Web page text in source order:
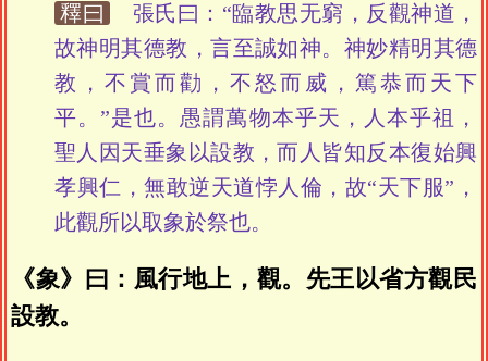
釋曰
張氏曰：“臨教思无窮，反觀神道，
故神明其德教，言至誠如神。神妙精明其德
教，不賞而勸，不怒而威，篤恭而天下
平。”是也。愚謂萬物本乎天，人本乎祖，
聖人因天垂象以設教，而人皆知反本復始興
孝興仁，無敢逆天道悖人倫，故“天下服”，
此觀所以取象於祭也。
《象》曰：風行地上，觀。先王以省方觀民
設教。